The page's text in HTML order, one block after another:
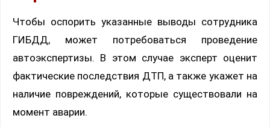
Чтобы оспорить указанные выводы сотрудника
ГИБДД, может потребоваться проведение
автоэкспертизы. В этом случае эксперт оценит
фактические последствия ДТП, а также укажет на
наличие повреждений, которые существовали на
момент аварии.